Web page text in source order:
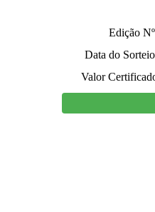
Edição
Data do
Valor